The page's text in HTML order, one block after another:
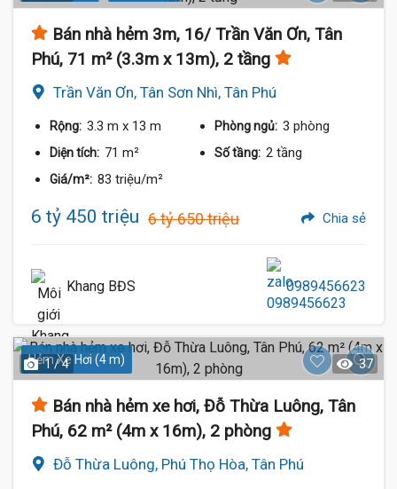
Bán nhà hẻm 3m, 16/ Trần Văn Ơn, Tân
Phú, 71 m² (3.3m x 13m), 2 tầng
Trần Văn Ơn, Tân Sơn Nhì, Tân Phú
Rộng: 3.3 m x 13 m Phòng ngủ: 3 phòng
Diện tích: 71 m² Số tầng: 2 tầng
Giá/m²: 83 triệu/m²
6 tỷ 450 triệu 6 tỷ 650 triệu Chia sẻ
Khang BĐS 0989456623
Hẻm Xe Hơi (4 m)
1 / 4 37
Bán nhà hẻm xe hơi, Đỗ Thừa Luông, Tân
Phú, 62 m² (4m x 16m), 2 phòng
Đỗ Thừa Luông, Phú Thọ Hòa, Tân Phú